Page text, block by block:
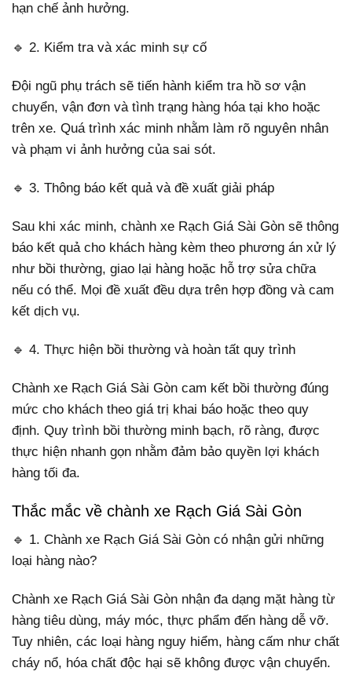
hạn chế ảnh hưởng.
🔹 2. Kiểm tra và xác minh sự cố
Đội ngũ phụ trách sẽ tiến hành kiểm tra hồ sơ vận
chuyển, vận đơn và tình trạng hàng hóa tại kho hoặc
trên xe. Quá trình xác minh nhằm làm rõ nguyên nhân
và phạm vi ảnh hưởng của sai sót.
🔹 3. Thông báo kết quả và đề xuất giải pháp
Sau khi xác minh, chành xe Rạch Giá Sài Gòn sẽ thông
báo kết quả cho khách hàng kèm theo phương án xử lý
như bồi thường, giao lại hàng hoặc hỗ trợ sửa chữa
nếu có thể. Mọi đề xuất đều dựa trên hợp đồng và cam
kết dịch vụ.
🔹 4. Thực hiện bồi thường và hoàn tất quy trình
Chành xe Rạch Giá Sài Gòn cam kết bồi thường đúng
mức cho khách theo giá trị khai báo hoặc theo quy
định. Quy trình bồi thường minh bạch, rõ ràng, được
thực hiện nhanh gọn nhằm đảm bảo quyền lợi khách
hàng tối đa.
Thắc mắc về chành xe Rạch Giá Sài Gòn
🔹 1. Chành xe Rạch Giá Sài Gòn có nhận gửi những
loại hàng nào?
Chành xe Rạch Giá Sài Gòn nhận đa dạng mặt hàng từ
hàng tiêu dùng, máy móc, thực phẩm đến hàng dễ vỡ.
Tuy nhiên, các loại hàng nguy hiểm, hàng cấm như chất
cháy nổ, hóa chất độc hại sẽ không được vận chuyển.